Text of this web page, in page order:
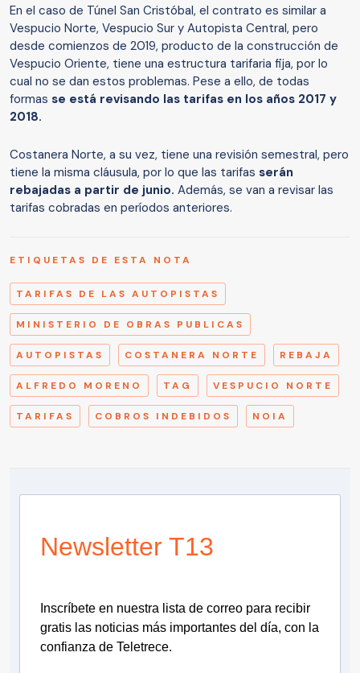
En el caso de Túnel San Cristóbal, el contrato es similar a
Vespucio Norte, Vespucio Sur y Autopista Central, pero
desde comienzos de 2019, producto de la construcción de
Vespucio Oriente, tiene una estructura tarifaria fija, por lo
cual no se dan estos problemas. Pese a ello, de todas
formas se está revisando las tarifas en los años 2017 y
2018.
Costanera Norte, a su vez, tiene una revisión semestral, pero
tiene la misma cláusula, por lo que las tarifas serán
rebajadas a partir de junio. Además, se van a revisar las
tarifas cobradas en períodos anteriores.
ETIQUETAS DE ESTA NOTA
TARIFAS DE LAS AUTOPISTAS
MINISTERIO DE OBRAS PUBLICAS
AUTOPISTAS COSTANERA NORTE REBAJA
ALFREDO MORENO TAG VESPUCIO NORTE
TARIFAS COBROS INDEBIDOS NOIA
Newsletter T13
Inscríbete en nuestra lista de correo para recibir
gratis las noticias más importantes del día, con la
confianza de Teletrece.